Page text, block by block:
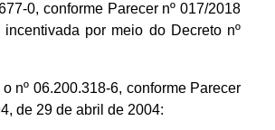
0, conforme Parecer nº 017/2018
por meio do Decreto nº
nº 06.200.318-6, conforme Parecer
de 29 de abril de 2004: